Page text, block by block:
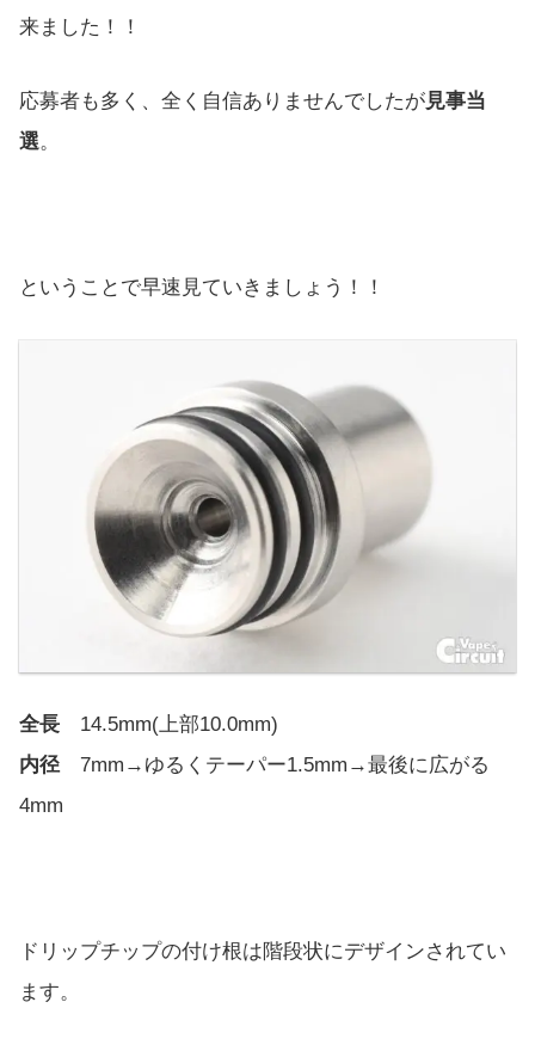
来ました！！
応募者も多く、全く自信ありませんでしたが見事当
選。
ということで早速見ていきましょう！！
全長 14.5mm(上部10.0mm)
内径 7mm→ゆるくテーパー1.5mm→最後に広がる
4mm
ドリップチップの付け根は階段状にデザインされてい
ます。